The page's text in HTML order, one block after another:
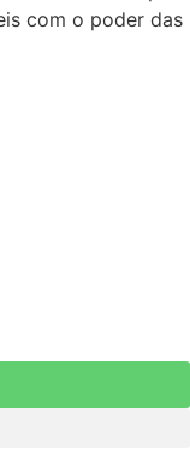
com o poder das